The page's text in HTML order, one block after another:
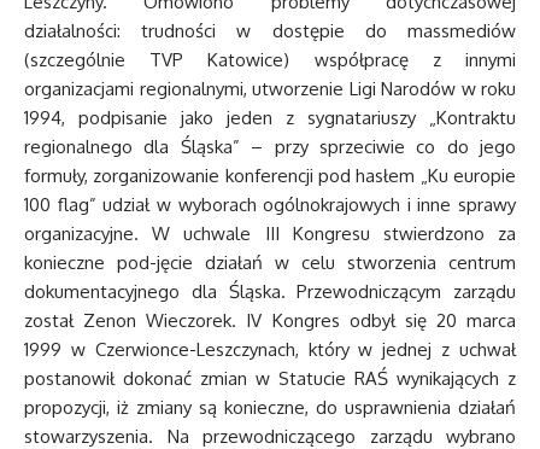
działalności: trudności w dostępie do massmediów
(szczególnie TVP Katowice) współpracę z innymi
organizacjami regionalnymi, utworzenie Ligi Narodów w roku
1994, podpisanie jako jeden z sygnatariuszy „Kontraktu
regionalnego dla Śląska” – przy sprzeciwie co do jego
formuły, zorganizowanie konferencji pod hasłem „Ku europie
100 flag” udział w wyborach ogólnokrajowych i inne sprawy
organizacyjne. W uchwale III Kongresu stwierdzono za
konieczne pod-jęcie działań w celu stworzenia centrum
dokumentacyjnego dla Śląska. Przewodniczącym zarządu
został Zenon Wieczorek. IV Kongres odbył się 20 marca
1999 w Czerwionce-Leszczynach, który w jednej z uchwał
postanowił dokonać zmian w Statucie RAŚ wynikających z
propozycji, iż zmiany są konieczne, do usprawnienia działań
stowarzyszenia. Na przewodniczącego zarządu wybrano